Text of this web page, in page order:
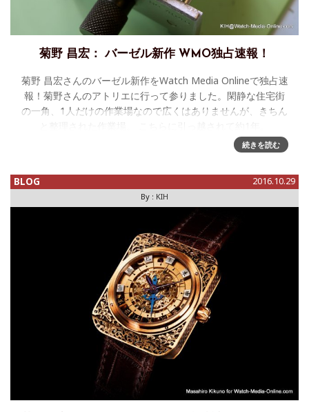
菊野 昌宏： バーゼル新作 WMO独占速報！
菊野 昌宏さんのバーゼル新作をWatch Media Onlineで独占速
報！菊野さんのアトリエに行って参りました。閑静な住宅街
の一角、1人だけの作業場なので広くはありませんが、きちん
続きを読む
BLOG 2016.10.29
By : KIH